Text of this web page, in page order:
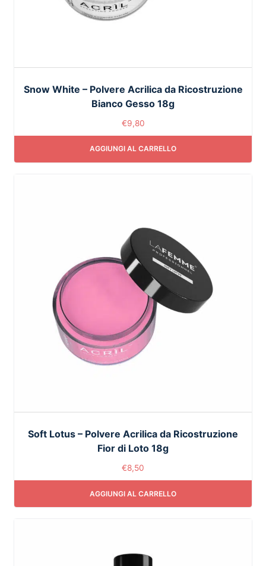
Snow White – Polvere Acrilica da Ricostruzione
Bianco Gesso 18g
€9,80
AGGIUNGI AL CARRELLO
Soft Lotus – Polvere Acrilica da Ricostruzione
Fior di Loto 18g
€8,50
AGGIUNGI AL CARRELLO